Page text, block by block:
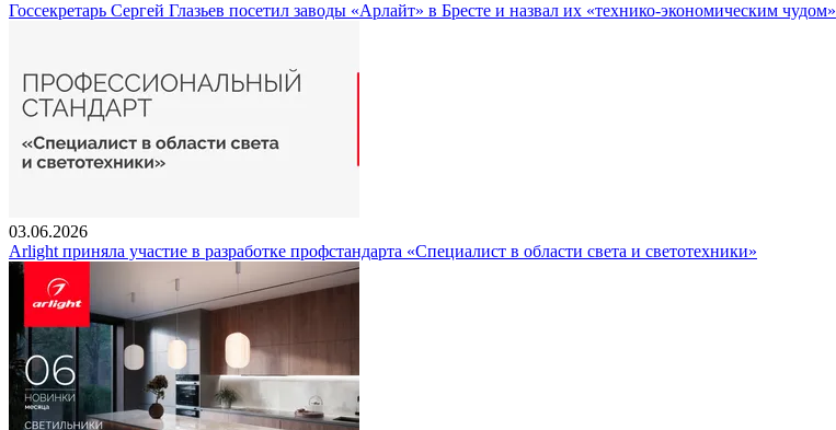
Госсекретарь Сергей Глазьев посетил заводы «Арлайт» в Бресте и назвал их «технико-экономическим чудом»
03.06.2026
Arlight приняла участие в разработке профстандарта «Специалист в области света и светотехники»